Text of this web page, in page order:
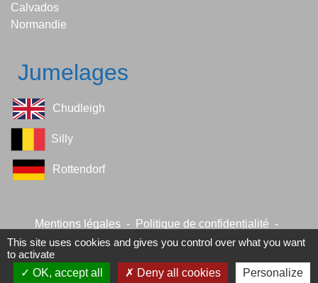
Calvados
Normandie
Jumelages
Chudleigh
Silly
Rottendorf
Mentions légales - Politique de confidentialité -
Accessibilité - Plan du site - Gestion des cookies
Site créé en partenariat avec Réseau des Communes
This site uses cookies and gives you control over what you want
to activate
OK, accept all
Deny all cookies Personalize